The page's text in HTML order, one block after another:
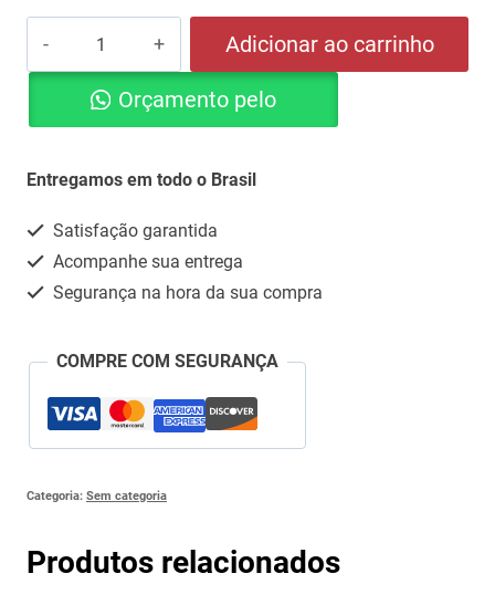
RAPAMUNE
1MG
(SIROLIMO)
Adicionar ao carrinho
Orçamento pelo
Entregamos em todo o Brasil
Satisfação garantida
Acompanhe sua entrega
Segurança na hora da sua compra
COMPRE COM SEGURANÇA
Categoria: Sem categoria
Produtos relacionados